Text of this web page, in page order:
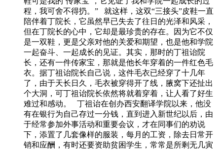
程，我可舍不得扔。” 就这样，这双“三接头”皮鞋一直
陪伴着丁院长，它虽然早已失去了往日的光泽和风采，
但在丁院长的心中，它却是最珍贵的存在。因为它不仅
是一双鞋，更是父亲对他的关爱和期望，也是他和学院
一起奋斗、一起成长的见证。其实，那时的丁祖诒院
长，还有一件传家宝，那就是他长年穿着的一件红色毛
衣。据丁祖诒院长自己说，这件毛衣已经穿了十几年
了，由于天长日久，毛衣被穿得开了线，腋窝下还扯出
个大洞，可丁祖诒院长依然将就着穿着，让人看了好生
难过和感动。 丁祖诒在创办西安翻译学院以来，他没
有在银行为自己存过一分钱，直到进入新世纪以后，由
于经常参加外事活动和重要会议，才在同事们的劝说
下，添置了几套像样的服装，每月的工资，除去日常开
销和应酬，有时还要资助贫困学生，常常是所剩无几寅